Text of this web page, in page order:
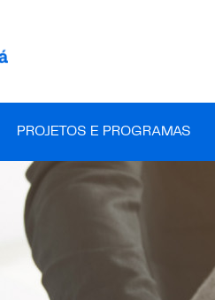
PROJETOS E PROGRAMAS